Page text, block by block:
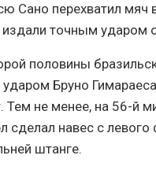
Сано перехватил
точным ударом
половины
ударом Бруно
Тем не менее, на 56-й
сделал навес с
штанге.